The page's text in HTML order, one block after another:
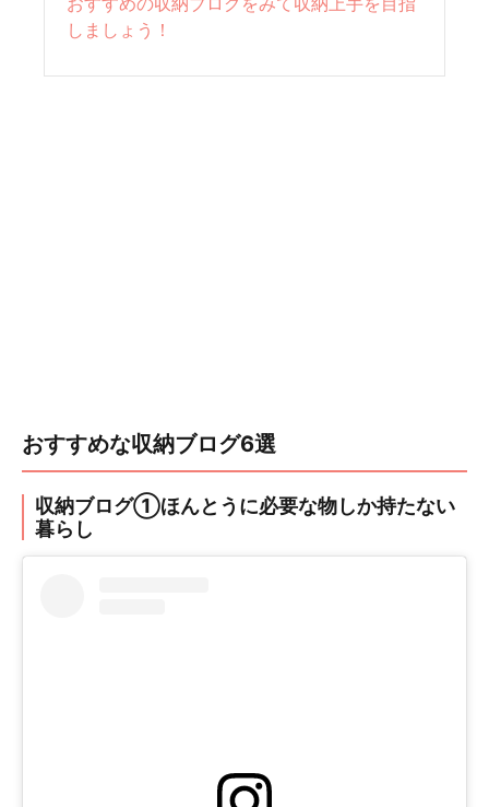
しましょう！
おすすめな収納ブログ6選
収納ブログ①ほんとうに必要な物しか持たない
暮らし